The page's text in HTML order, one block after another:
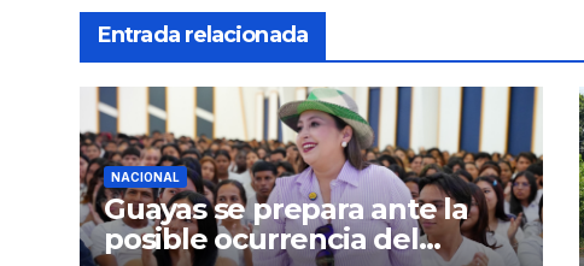
Entrada relacionada
NACIONAL
Guayas se prepara ante la
posible ocurrencia del